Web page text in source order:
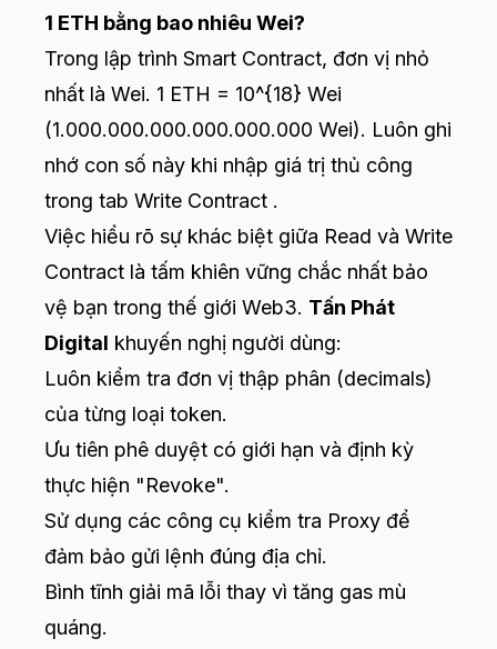
1 ETH bằng bao nhiêu Wei?
Trong lập trình Smart Contract, đơn vị nhỏ
nhất là Wei. 1 ETH = 10^{18} Wei
(1.000.000.000.000.000.000 Wei). Luôn ghi
nhớ con số này khi nhập giá trị thủ công
trong tab Write Contract .
Việc hiểu rõ sự khác biệt giữa Read và Write
Contract là tấm khiên vững chắc nhất bảo
vệ bạn trong thế giới Web3. Tấn Phát
Digital khuyến nghị người dùng:
Luôn kiểm tra đơn vị thập phân (decimals)
của từng loại token.
Ưu tiên phê duyệt có giới hạn và định kỳ
thực hiện "Revoke".
Sử dụng các công cụ kiểm tra Proxy để
đảm bảo gửi lệnh đúng địa chỉ.
Bình tĩnh giải mã lỗi thay vì tăng gas mù
quáng.